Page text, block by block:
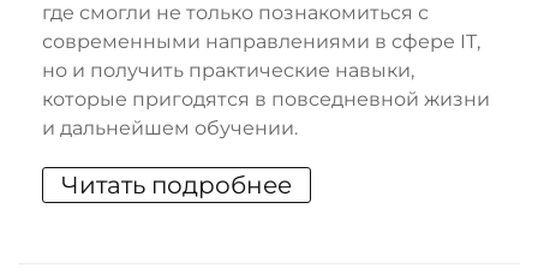
где смогли не только познакомиться с
современными направлениями в сфере IT,
но и получить практические навыки,
которые пригодятся в повседневной жизни
и дальнейшем обучении.
Читать подробнее